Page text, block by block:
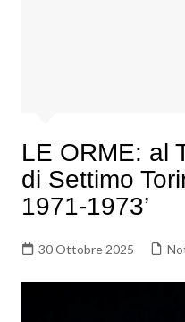
LE ORME: al
di Settimo
1971-1973’
30 Ottobre 2025